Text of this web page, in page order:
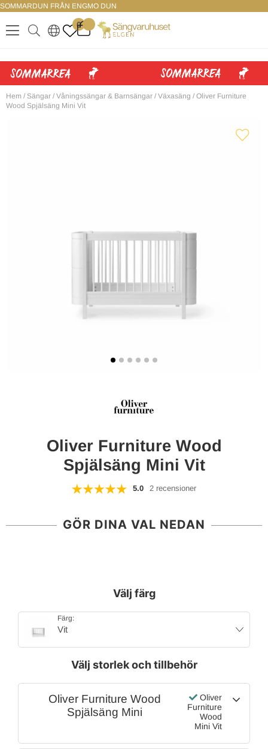
SOMMARDUN FRÅN ENGMO DUN
.
0
. ..
LOGGA IN
Hem / Sängar / Våningssängar & Barnsängar / Växasäng / Oliver Furniture
Wood Spjälsäng Mini Vit
Oliver Furniture Wood
Spjälsäng Mini Vit
5.0 2 recensioner
GÖR DINA VAL NEDAN
Välj färg
Färg:
Vit
Välj storlek och tillbehör
Oliver Furniture Wood
Spjälsäng Mini
Oliver
Furniture
Wood
Mini Vit